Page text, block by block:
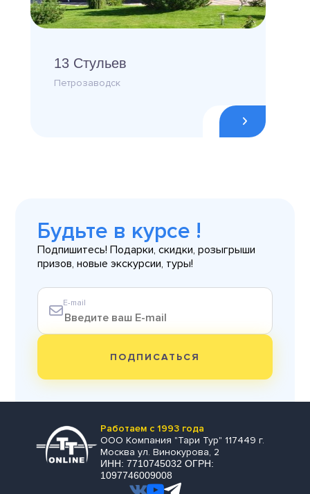
13 Стульев
Петрозаводск
Будьте в курсе !
Подпишитесь! Подарки, скидки, розыгрыши
призов, новые экскурсии, туры!
E-mail
ПОДПИСАТЬСЯ
Работаем с 1993 года
ООО Компания "Тари Тур" 117449 г.
Москва ул. Винокурова, 2
ИНН: 7710745032 ОГРН:
1097746009008